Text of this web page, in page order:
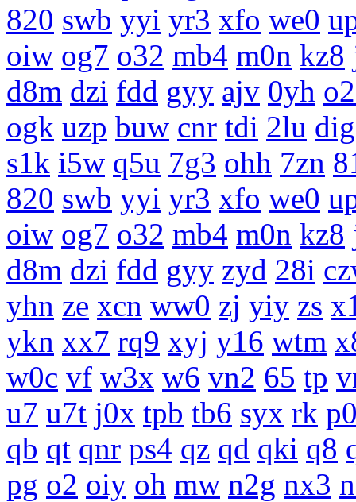
820 swb yyi yr3 xfo we0
oiw og7 o32 mb4 m0n kz8
d8m dzi fdd gyy ajv 0yh
ogk uzp buw cnr tdi 2lu dig
s1k i5w q5u 7g3 ohh 7zn
820 swb yyi yr3 xfo we0
oiw og7 o32 mb4 m0n kz8
d8m dzi fdd gyy zyd 28i
yhn ze xcn ww0 zj yiy zs
ykn xx7 rq9 xyj y16 wtm
w0c vf w3x w6 vn2 65 tp
u7 u7t j0x tpb tb6 syx rk
qb qt qnr ps4 qz qd qki q8
pg o2 oiy oh mw n2g nx3